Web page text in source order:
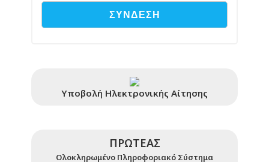
Υποβολή Ηλεκτρονικής Αίτησης
ΠΡΩΤΕΑΣ
Ολοκληρωμένο Πληροφοριακό Σύστημα